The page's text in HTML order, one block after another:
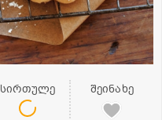
სირთულე შეინახე